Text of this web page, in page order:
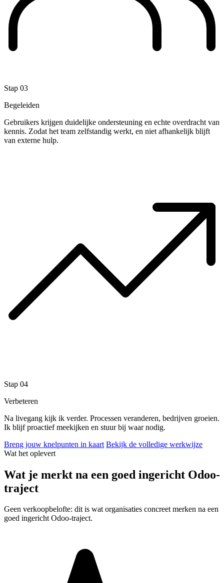
Stap 03
Begeleiden
Gebruikers krijgen duidelijke ondersteuning en echte overdracht van
kennis. Zodat het team zelfstandig werkt, en niet afhankelijk blijft
van externe hulp.
Stap 04
Verbeteren
Na livegang kijk ik verder. Processen veranderen, bedrijven groeien.
Ik blijf proactief meekijken en stuur bij waar nodig.
Breng jouw knelpunten in kaart Bekijk de volledige werkwijze
Wat het oplevert
Wat je merkt na een goed ingericht Odoo-
traject
Geen verkoopbelofte: dit is wat organisaties concreet merken na een
goed ingericht Odoo-traject.